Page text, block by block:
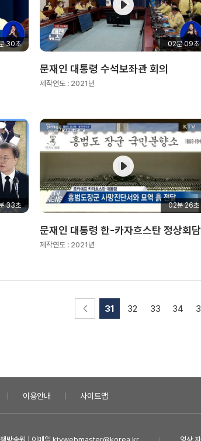
30초 02분 09초
문재인 대통령 수석보좌관 회의
제작연도 : 2021년
33초 02분 26초
문재인 대통령 한-카자흐스탄 정상회담
제작연도 : 2021년
31 32 33 34
이용안내 사이트맵